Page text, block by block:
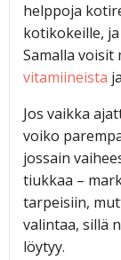
helppoja
kotikokeille,
Samalla
vitamiineista
Jos vaikka
voiko
jossain
tiukkaa –
tarpeisiin,
valintaa, sillä
löytyy.